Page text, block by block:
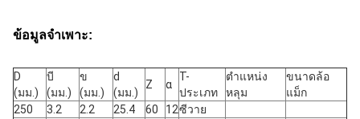
ข้อมูลจำเพาะ:
D
(มม.)
บี
(มม.)
ข
(มม.)
d
(มม.)
Z α
T-
ประเภท
ตำแหน่ง
หลุม
ขนาดล้อ
แม็ก
250
3.2 2.2 25.4 60 12ซีวาย